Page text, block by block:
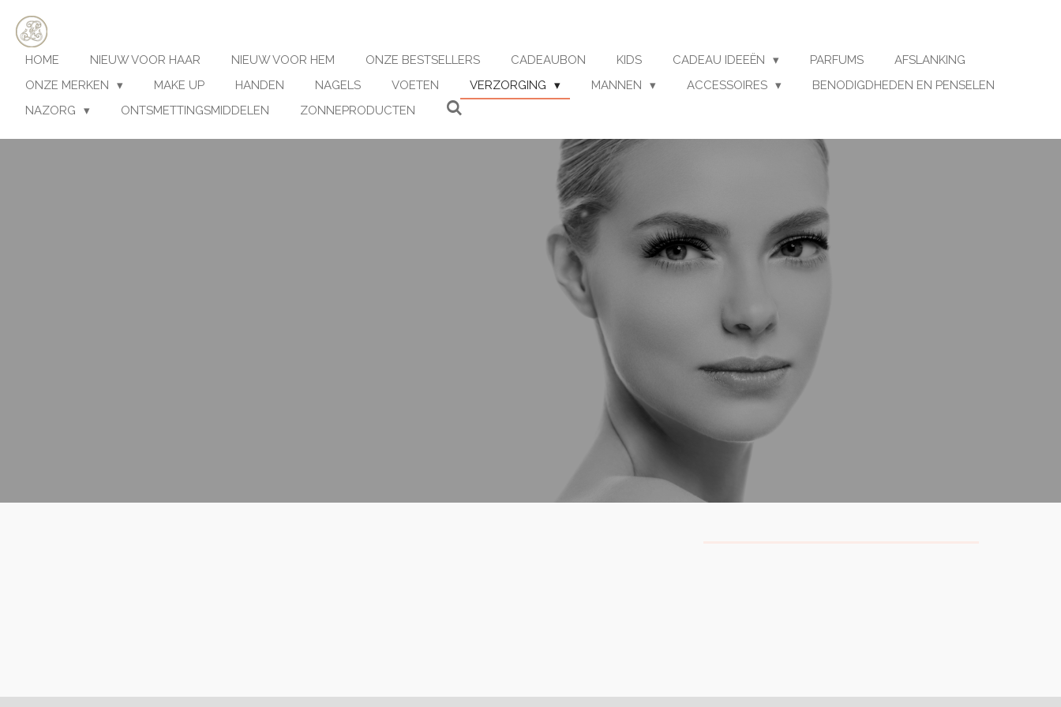
Ga
direct
naar
hoofdinhoud
HOME NIEUW VOOR HAAR NIEUW VOOR HEM ONZE BESTSELLERS CADEAUBON KIDS CADEAU IDEEËN PARFUMS
AFSLANKING
ONZE MERKEN
MAKE UP HANDEN NAGELS VOETEN VERZORGING MANNEN ACCESSOIRES
BENODIGDHEDEN EN PENSELEN
NAZORG
ONTSMETTINGSMIDDELEN ZONNEPRODUCTEN